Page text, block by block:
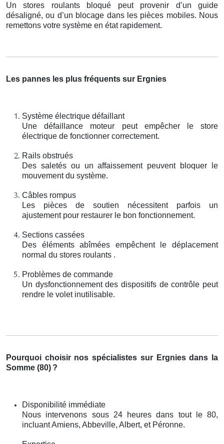
Un stores roulants bloqué peut provenir d’un guide
désaligné, ou d’un blocage dans les pièces mobiles. Nous
remettons votre système en état rapidement.
Les pannes les plus fréquents sur Ergnies
Système électrique défaillant
Une défaillance moteur peut empêcher le store
électrique de fonctionner correctement.
Rails obstrués
Des saletés ou un affaissement peuvent bloquer le
mouvement du système.
Câbles rompus
Les pièces de soutien nécessitent parfois un
ajustement pour restaurer le bon fonctionnement.
Sections cassées
Des éléments abîmées empêchent le déplacement
normal du stores roulants .
Problèmes de commande
Un dysfonctionnement des dispositifs de contrôle peut
rendre le volet inutilisable.
Pourquoi choisir nos spécialistes sur Ergnies dans la
Somme (80) ?
Disponibilité immédiate
Nous intervenons sous 24 heures dans tout le 80,
incluant Amiens, Abbeville, Albert, et Péronne.